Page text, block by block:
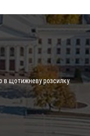
в щотижневу розсилку.